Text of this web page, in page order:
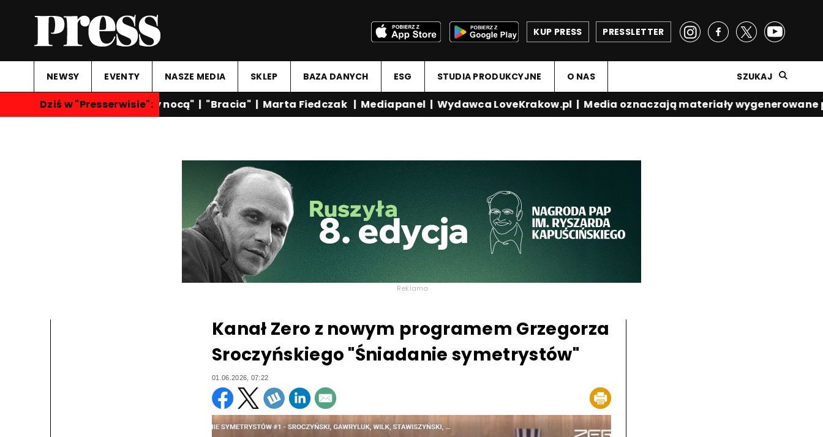
PRESSLETTER
KUP PRESS
NEWSY EVENTY NASZE MEDIA SKLEP BAZA DANYCH ESG STUDIA PRODUKCYJNE O NAS SZUKAJ
Dziś w "Presserwisie":
"Rozmowy nocą"|"Bracia"|Marta Fiedczak|Mediapanel |Wydawca LoveKrakow.pl|Media oznaczają materiały wygenerowane
Reklama
Kanał Zero z nowym programem Grzegorza
Sroczyńskiego "Śniadanie symetrystów"
01.06.2026, 07:22